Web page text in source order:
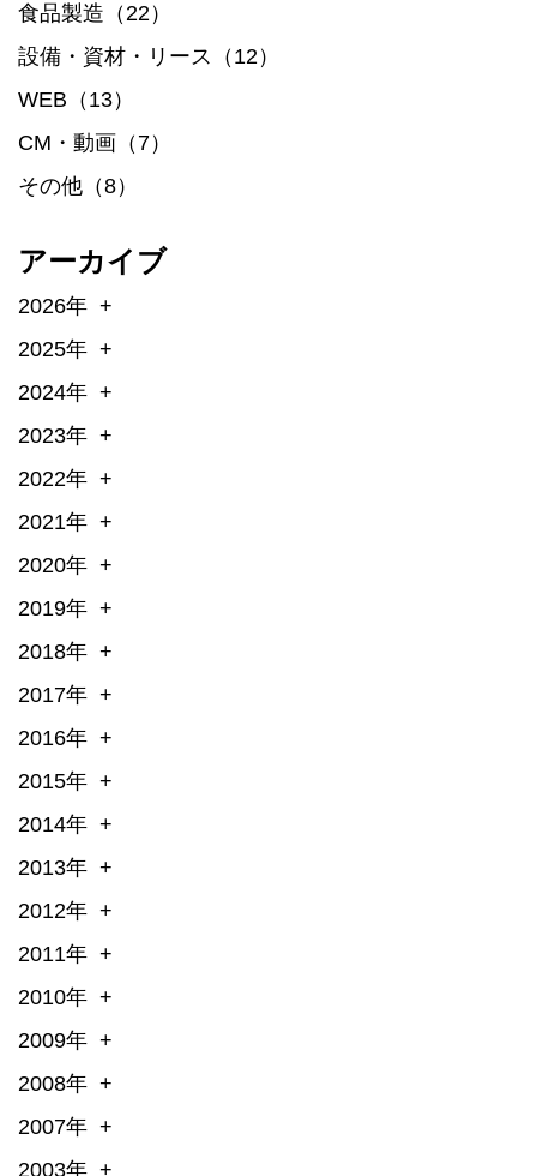
食品製造（22）
設備・資材・リース（12）
WEB（13）
CM・動画（7）
その他（8）
アーカイブ
2026年
2025年
2024年
2023年
2022年
2021年
2020年
2019年
2018年
2017年
2016年
2015年
2014年
2013年
2012年
2011年
2010年
2009年
2008年
2007年
2003年